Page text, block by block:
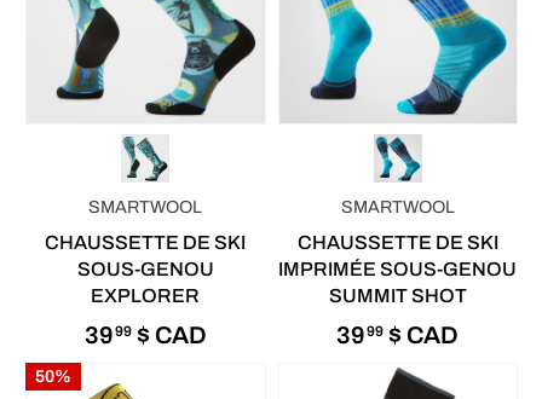
SMARTWOOL
CHAUSSETTE DE SKI
SOUS-GENOU
EXPLORER
3999$ CAD
SMARTWOOL
CHAUSSETTE DE SKI
IMPRIMÉE SOUS-GENOU
SUMMIT SHOT
3999 $ CAD
50%